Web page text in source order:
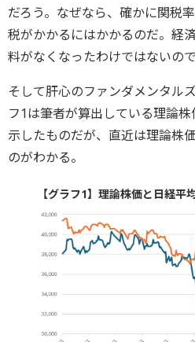
だろう。なぜなら、確かに関税
税がかかるにはかかるのだ。経
料がなくなったわけではないので
そして肝心のファンダメンタル
フ1は筆者が算出している理論
示したものだが、直近は理論株
のがわかる。
【グラフ1】理論株価と日経平